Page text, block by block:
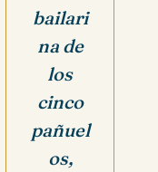
bailari
na de
los
cinco
pañuel
os,